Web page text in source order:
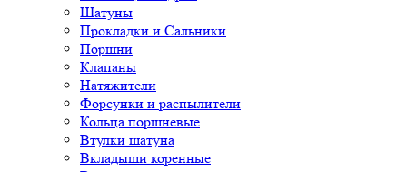
Шатуны
Прокладки и Сальники
Поршни
Клапаны
Натяжители
Форсунки и распылители
Кольца поршневые
Втулки шатуна
Вкладыши коренные